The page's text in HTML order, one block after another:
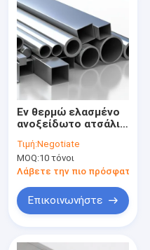
Εν θερμώ ελασμένο
ανοξείδωτο ατσάλι
Κάμψη
Τιμή:Negotiate
MOQ:10 τόνοι
Λάβετε την πιο πρόσφατη
Επικοινωνήστε